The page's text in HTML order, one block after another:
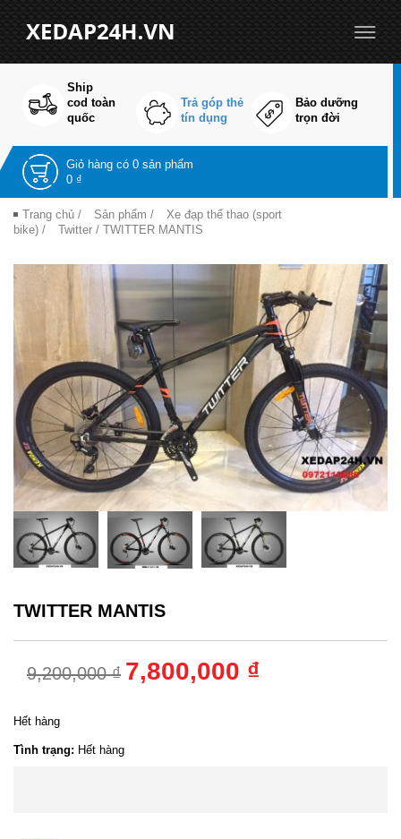
Ship
cod toàn
quốc
Trả góp thẻ
tín dụng
Bảo dưỡng
trọn đời
Giỏ hàng có 0 sản phẩm
0 ₫
Trang chủ / Sản phẩm /
Xe đạp thể thao (sport
bike) / Twitter / TWITTER MANTIS
TWITTER MANTIS
9,200,000 ₫ 7,800,000 ₫
Hết hàng
Tình trạng: Hết hàng